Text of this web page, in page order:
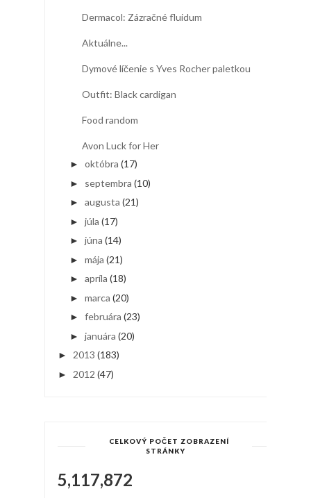
Dermacol: Zázračné fluidum
Aktuálne...
Dymové líčenie s Yves Rocher paletkou
Outfit: Black cardigan
Food random
Avon Luck for Her
► októbra (17)
► septembra (10)
► augusta (21)
► júla (17)
► júna (14)
► mája (21)
► apríla (18)
► marca (20)
► februára (23)
► januára (20)
► 2013 (183)
► 2012 (47)
CELKOVÝ POČET ZOBRAZENÍ
STRÁNKY
5,117,872